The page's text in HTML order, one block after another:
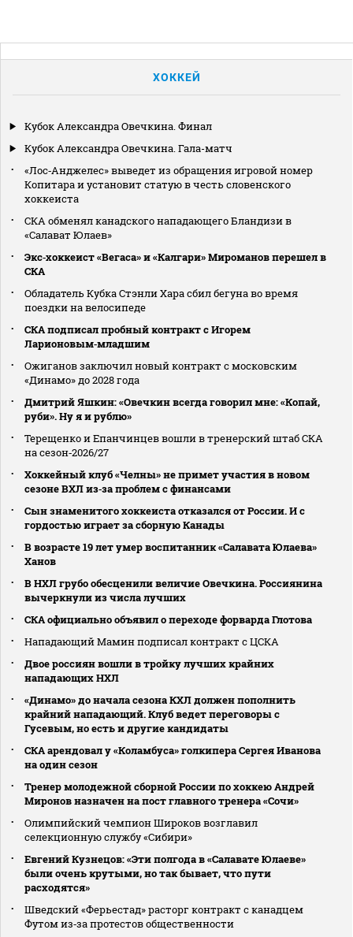
ХОККЕЙ
Кубок Александра Овечкина. Финал
Кубок Александра Овечкина. Гала-матч
«Лос‑Анджелес» выведет из обращения игровой номер
Копитара и установит статую в честь словенского
хоккеиста
СКА обменял канадского нападающего Бландизи в
«Салават Юлаев»
Экс‑хоккеист «Вегаса» и «Калгари» Мироманов перешел в
СКА
Обладатель Кубка Стэнли Хара сбил бегуна во время
поездки на велосипеде
СКА подписал пробный контракт с Игорем
Ларионовым‑младшим
Ожиганов заключил новый контракт с московским
«Динамо» до 2028 года
Дмитрий Яшкин: «Овечкин всегда говорил мне: «Копай,
руби». Ну я и рублю»
Терещенко и Епанчинцев вошли в тренерский штаб СКА
на сезон‑2026/27
Хоккейный клуб «Челны» не примет участия в новом
сезоне ВХЛ из‑за проблем с финансами
Сын знаменитого хоккеиста отказался от России. И с
гордостью играет за сборную Канады
В возрасте 19 лет умер воспитанник «Салавата Юлаева»
Ханов
В НХЛ грубо обесценили величие Овечкина. Россиянина
вычеркнули из числа лучших
СКА официально объявил о переходе форварда Глотова
Нападающий Мамин подписал контракт с ЦСКА
Двое россиян вошли в тройку лучших крайних
нападающих НХЛ
«Динамо» до начала сезона КХЛ должен пополнить
крайний нападающий. Клуб ведет переговоры с
Гусевым, но есть и другие кандидаты
СКА арендовал у «Коламбуса» голкипера Сергея Иванова
на один сезон
Тренер молодежной сборной России по хоккею Андрей
Миронов назначен на пост главного тренера «Сочи»
Олимпийский чемпион Широков возглавил
селекционную службу «Сибири»
Евгений Кузнецов: «Эти полгода в «Салавате Юлаеве»
были очень крутыми, но так бывает, что пути
расходятся»
Шведский «Ферьестад» расторг контракт с канадцем
Футом из‑за протестов общественности